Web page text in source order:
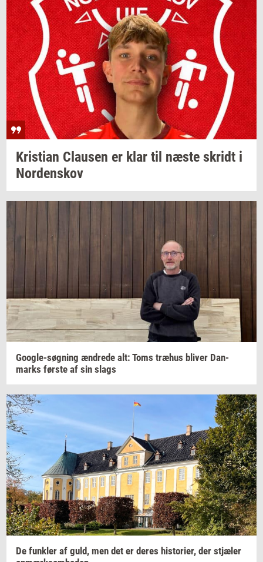
Kri­sti­an Clau­sen er klar til næste skridt i
Nor­denskov
Google-​søgning æn­dre­de alt: Toms træhus bli­ver Dan­
marks før­ste af sin slags
De funk­ler af guld, men det er deres hi­sto­ri­er, der stjæ­ler